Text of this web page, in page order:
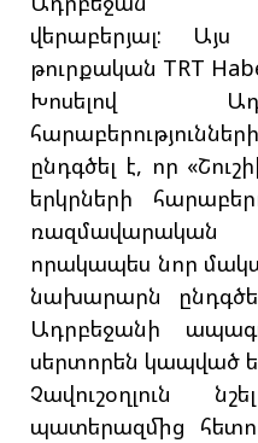
վերաբերյալ:
թուրքական TRT
Խոսելով
ընդգծել է, որ
երկրների
ռազմավարական
որակապես նոր
նախարարն
Ադրբեջանի
սերտորեն կապված
Չավուշօղլուն
պատերազմից